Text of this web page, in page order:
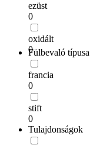
ezüst
0
oxidált
0
Fülbevaló típusa
francia
0
stift
0
Tulajdonságok